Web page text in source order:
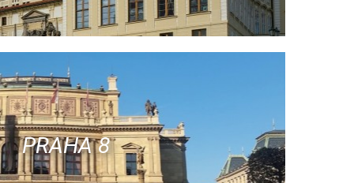
PRAHA 8